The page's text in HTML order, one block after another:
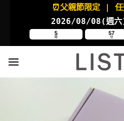
⏰父親節限定 | 任
2026/08/08(週六
5
時
57
分